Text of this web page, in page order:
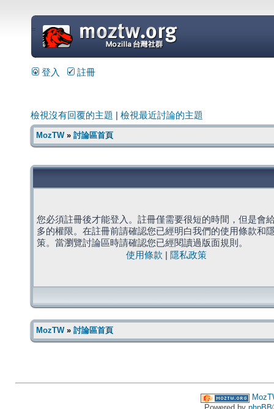
=
登入 註冊
檢視沒有回覆的主題 檢視最近討論的主題
MozTW» 討論區首頁
您必須註冊後才能登入。註冊僅需要很短的時間，但是會
多的權限。在註冊前請確認您已經明白我們的使用條款和
策。當瀏覽討論區時請確認您已經閱讀過版面規則。
使用條款
隱私政策
MozTW» 討論區首頁